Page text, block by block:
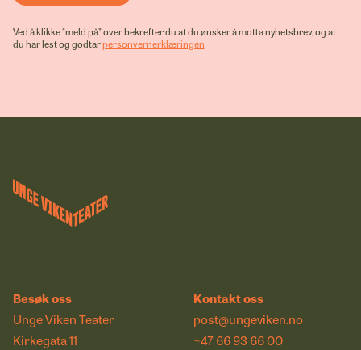
Ved å klikke "meld på" over bekrefter du at du ønsker å motta nyhetsbrev, og at
du har lest og godtarpersonvernerklæringen
Besøk oss
Unge Viken Teater
Kirkegata 11
Kontakt oss
post@ungeviken.no
+47 66 93 66 00